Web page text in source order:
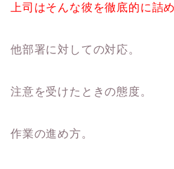
上司はそんな彼を徹底的に詰
他部署に対しての対応。
注意を受けたときの態度。
作業の進め方。